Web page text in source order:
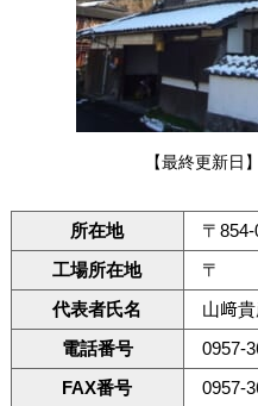
【最終更新日
所在地
〒
工場所在地
〒
代表者氏名
山﨑
電話番号
0957-
FAX番号
0957-